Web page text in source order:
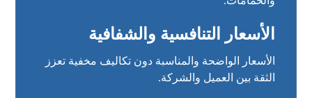
الأسعار التنافسية والشفافية
الأسعار الواضحة والمناسبة دون تكاليف مخفية تعزز
الثقة بين العميل والشركة.